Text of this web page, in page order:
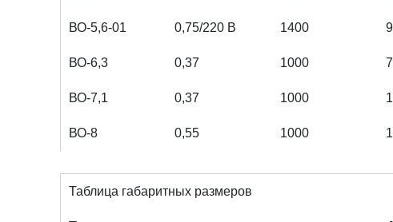
ВО-5,6-01 0,75/220 В 1400
ВО-6,3 0,37 1000
ВО-7,1 0,37 1000
ВО-8 0,55 1000
Таблица габаритных размеров